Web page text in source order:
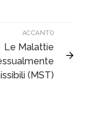
ACCANTO
Le Malattie
(MST)